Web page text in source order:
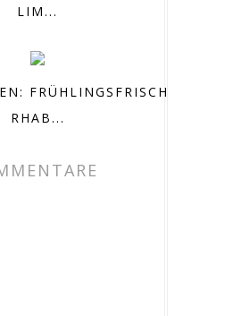
LIM...
FRÜHLINGSFRISCHE
RHAB...